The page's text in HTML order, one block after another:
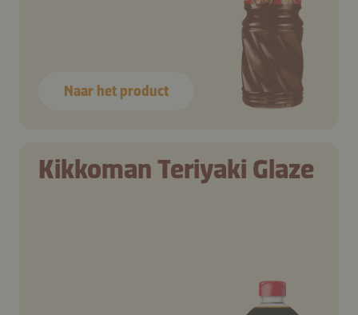
Naar het product
Kikkoman Teriyaki Glaze